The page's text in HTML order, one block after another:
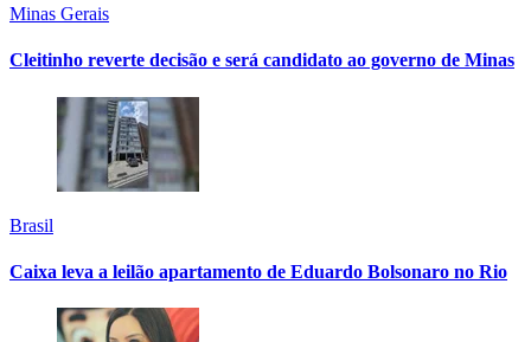
Minas Gerais
Cleitinho reverte decisão e será candidato ao governo de Minas
Brasil
Caixa leva a leilão apartamento de Eduardo Bolsonaro no Rio